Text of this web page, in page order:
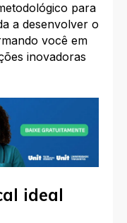
para
a desenvolver o
você em
inovadoras
ideal